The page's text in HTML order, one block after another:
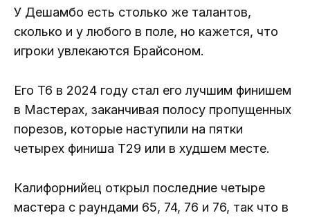
У Дешамбо есть столько же талантов,
сколько и у любого в поле, но кажется, что
игроки увлекаются Брайсоном.
Его T6 в 2024 году стал его лучшим финишем
в Мастерах, заканчивая полосу пропущенных
порезов, которые наступили на пятки
четырех финиша T29 или в худшем месте.
Калифорнийец открыл последние четыре
мастера с раундами 65, 74, 76 и 76, так что в